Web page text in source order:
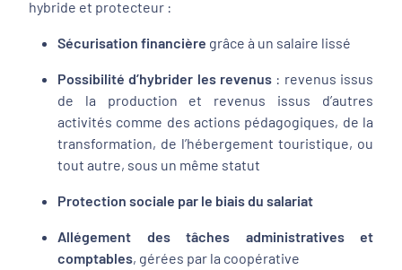
hybride et protecteur :
Sécurisation financière grâce à un salaire lissé
Possibilité d’hybrider les revenus : revenus issus
de la production et revenus issus d’autres
activités comme des actions pédagogiques, de la
transformation, de l’hébergement touristique, ou
tout autre, sous un même statut
Protection sociale par le biais du salariat
Allégement des tâches administratives et
comptables, gérées par la coopérative